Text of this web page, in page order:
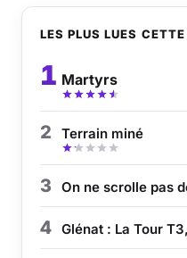
LES PLUS LUES
1 Martyrs
2 Terrain miné
3 On ne scrolle pas
4 Glénat : La Tour